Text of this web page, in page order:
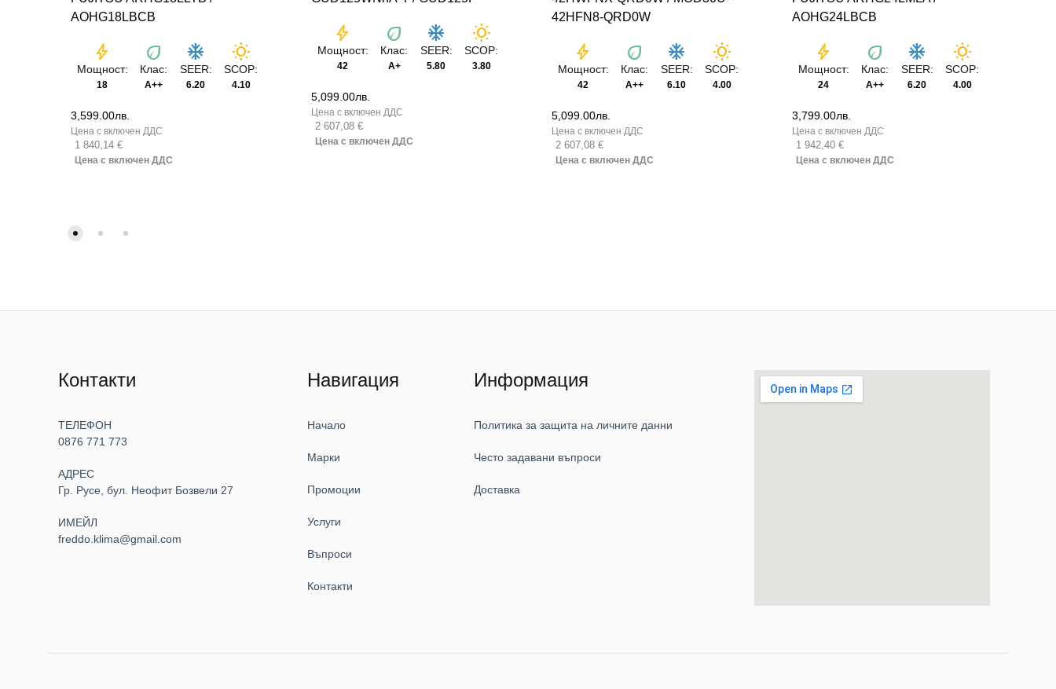
AOHG18LBCB
bolt
Мощност:
18
eco
Клас:
A++
ac_unit
SEER:
6.20
wb_sunny
SCOP:
4.10
3,599.00лв.
1 840,14 €
bolt
Мощност:
42
eco
Клас:
А+
ac_unit
SEER:
5.80
wb_sunny
SCOP:
3.80
5,099.00лв.
2 607,08 €
42HFN8-QRD0W
bolt
Мощност:
42
eco
Клас:
A++
ac_unit
SEER:
6.10
wb_sunny
SCOP:
4.00
5,099.00лв.
2 607,08 €
AOHG24LBCB
bolt
Мощност:
24
eco
Клас:
A++
ac_unit
SEER:
6.20
wb_sunny
SCOP:
4.00
3,799.00лв.
1 942,40 €
Контакти
ТЕЛЕФОН
0876 771 773
АДРЕС
Гр. Русе, бул. Неофит Бозвели 27
ИМЕЙЛ
freddo.klima@gmail.com
Навигация
Начало
Марки
Промоции
Услуги
Въпроси
Контакти
Информация
Политика за защита на личните данни
Често задавани въпроси
Доставка